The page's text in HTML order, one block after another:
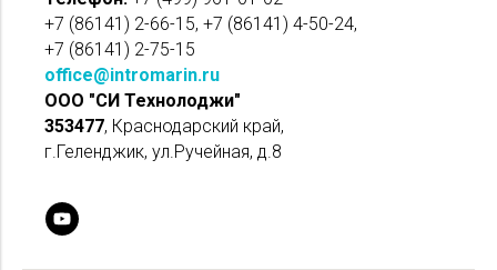
+7 (86141) 2-66-15, +7 (86141) 4-50-24,
+7 (86141) 2-75-15
office@intromarin.ru
ООО "СИ Технолоджи"
353477, Краснодарский край,
г.Геленджик, ул.Ручейная, д.8